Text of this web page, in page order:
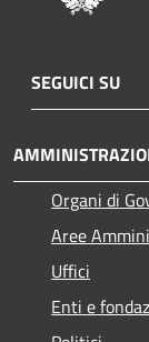
SEGUICI SU
Organi di
Aree
Uffici
Enti e